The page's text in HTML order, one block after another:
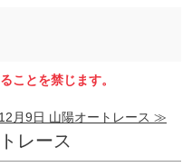
ことを禁じます。
12月9日 山陽オートレース ≫
レース